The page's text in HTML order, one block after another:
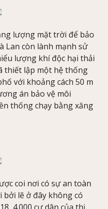
lượng mặt trời để bảo
Lan còn lành mạnh sử
lượng khí độc hại thải
thiết lập một hệ thống
với khoảng cách 50 m
án bảo vệ môi
thống chạy bằng xăng
coi nơi có sự an toàn
lẽ ở đây không có